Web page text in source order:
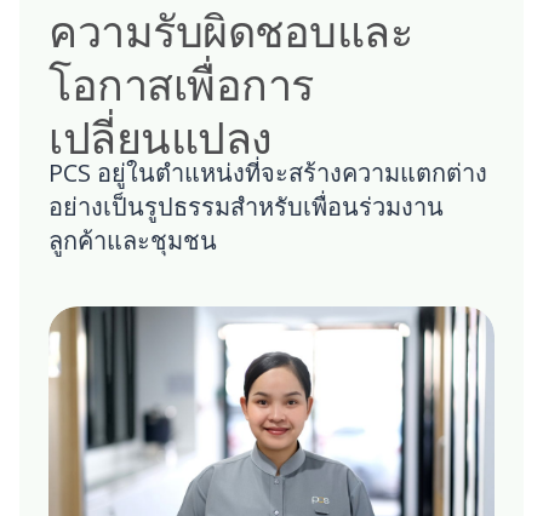
ความรับผิดชอบและ
โอกาสเพื่อการ
เปลี่ยนแปลง
PCS อยู่ในตําแหน่งที่จะสร้างความแตกต่าง
อย่างเป็นรูปธรรมสําหรับเพื่อนร่วมงาน
ลูกค้าและชุมชน